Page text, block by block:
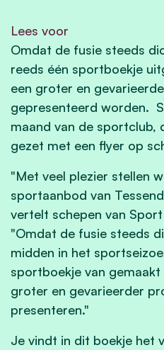
Lees voor
Omdat de fusie steeds
reeds één sportboekje
een groter en
gepresenteerd worden.
maand van de sportclub,
gezet met een flyer op
"Met veel plezier stellen
sportaanbod van
vertelt schepen van
"Omdat de fusie steeds
midden in het
sportboekje van
groter en gevarieerder
presenteren."
Je vindt in dit boekje het